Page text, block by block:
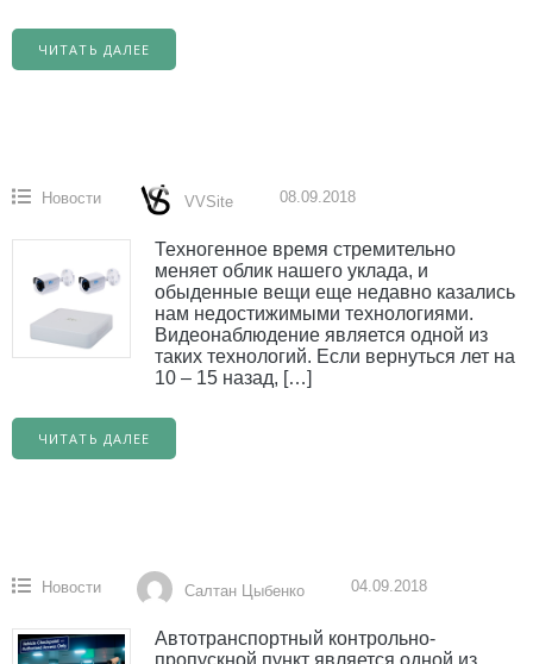
ЧИТАТЬ ДАЛЕЕ
Новости VVSite 08.09.2018
Техногенное время стремительно
меняет облик нашего уклада, и
обыденные вещи еще недавно казались
нам недостижимыми технологиями.
Видеонаблюдение является одной из
таких технологий. Если вернуться лет на
10 – 15 назад, […]
ЧИТАТЬ ДАЛЕЕ
Новости Салтан Цыбенко 04.09.2018
Автотранспортный контрольно-
пропускной пункт является одной из